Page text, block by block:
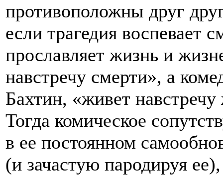
противоположны друг
если трагедия воспевает
прославляет жизнь и
навстречу смерти», а
Бахтин, «живет
Тогда комическое
в ее постоянном
(и зачастую пародируя